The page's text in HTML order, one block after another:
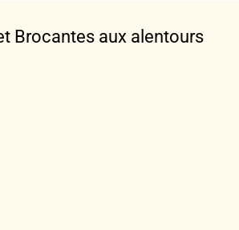
Brocantes aux alentours